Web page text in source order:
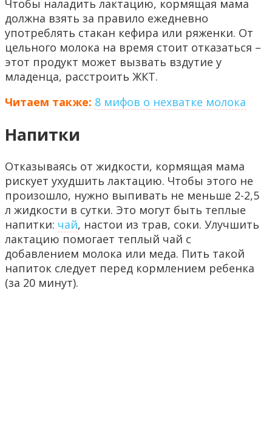
Чтобы наладить лактацию, кормящая мама
должна взять за правило ежедневно
употреблять стакан кефира или ряженки. От
цельного молока на время стоит отказаться –
этот продукт может вызвать вздутие у
младенца, расстроить ЖКТ.
Читаем также: 8 мифов о нехватке молока
Напитки
Отказываясь от жидкости, кормящая мама
рискует ухудшить лактацию. Чтобы этого не
произошло, нужно выпивать не меньше 2-2,5
л жидкости в сутки. Это могут быть теплые
напитки: чай, настои из трав, соки. Улучшить
лактацию помогает теплый чай с
добавлением молока или меда. Пить такой
напиток следует перед кормлением ребенка
(за 20 минут).